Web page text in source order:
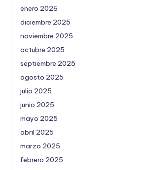
enero 2026
diciembre 2025
noviembre 2025
octubre 2025
septiembre 2025
agosto 2025
julio 2025
junio 2025
mayo 2025
abril 2025
marzo 2025
febrero 2025